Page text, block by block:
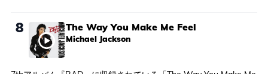
8 The Way You Make Me Feel
Michael Jackson